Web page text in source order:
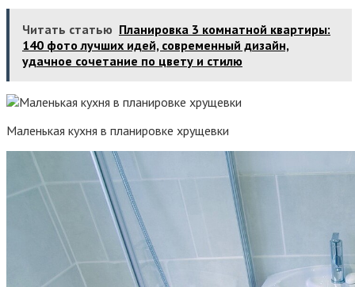
Читать статью Планировка 3 комнатной квартиры:
140 фото лучших идей, современный дизайн,
удачное сочетание по цвету и стилю
Маленькая кухня в планировке хрущевки